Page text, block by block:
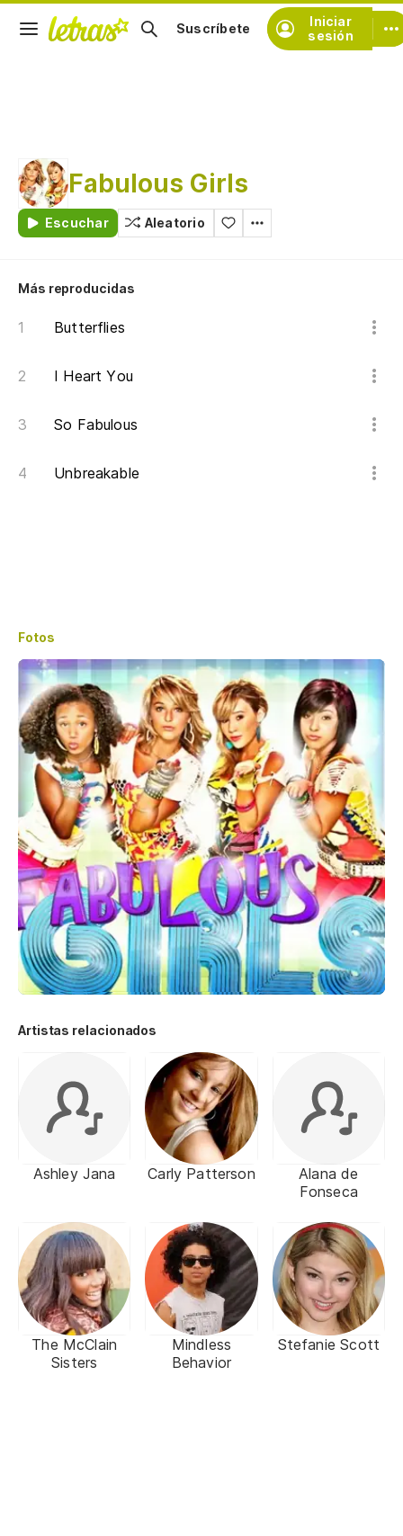
Iniciar
sesión
Suscríbete
Fabulous Girls
Escuchar Aleatorio
Más reproducidas
Butterflies
I Heart You
So Fabulous
Unbreakable
Fotos
Artistas relacionados
Ashley Jana Carly Patterson
Alana de
Fonseca
The McClain
Sisters
Mindless
Behavior
Stefanie Scott